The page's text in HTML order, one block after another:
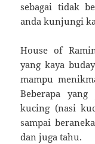
sebagai tidak
anda kunjungi
House of
yang kaya
mampu
Beberapa
kucing (nasi
sampai
dan juga tahu.